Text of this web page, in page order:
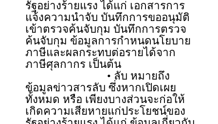
รัฐอย่างร้ายแรง ได้แก่ เอกสารการ
แจ้งความนำจับ บันทึกการขออนุมัติ
เข้าตรวจค้นจับกุม บันทึกการตรวจ
ค้นจับกุม ข้อมูลการกำหนดนโยบาย
ภาษีและผลกระทบต่อรายได้จาก
ภาษีศุลกากร เป็นต้น
• ลับ หมายถึง
ข้อมูลข่าวสารลับ ซึ่งหากเปิดเผย
ทั้งหมด หรือ เพียงบางส่วนจะก่อให้
เกิดความเสียหายแก่ประโยชน์ของ